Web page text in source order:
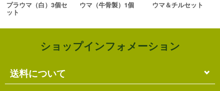
プラウマ（白）3個セ
ット
ウマ（牛骨製）1個 ウマ＆チルセット
ショップインフォメーション
送料について